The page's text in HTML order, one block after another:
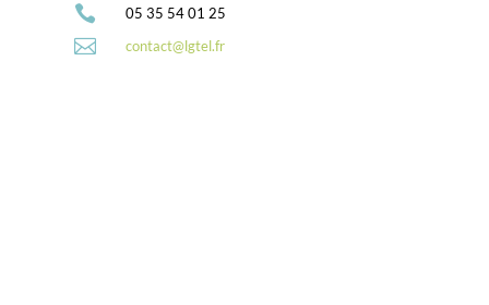
 05 35 54 01 25
 contact@lgtel.fr